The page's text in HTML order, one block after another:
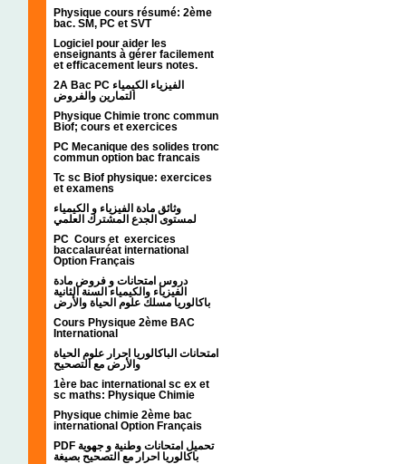
Physique cours résumé: 2ème
bac. SM, PC et SVT
Logiciel pour aider les
enseignants à gérer facilement
et efficacement leurs notes.
2A Bac PC الفيزياء الكيمياء
التمارين والفروض
Physique Chimie tronc commun
Biof; cours et exercices
PC Mecanique des solides tronc
commun option bac francais
Tc sc Biof physique: exercices
et examens
وثائق مادة الفيزياء و الكيمياء
PC Cours et exercices
baccalauréat international
Option Français
دروس امتحانات و فروض مادة
الفيزياء والكيمياء السنة الثانية
باكالوريا مسلك علوم الحياة والأرض
Cours Physique 2ème BAC
International
امتحانات الباكالوريا احرار علوم الحياة
والأرض مع التصحيح
1ère bac international sc ex et
sc maths: Physique Chimie
Physique chimie 2ème bac
international Option Français
PDF تحميل امتحانات وطنية و جهوية
باكالوريا احرار مع التصحيح بصيغة